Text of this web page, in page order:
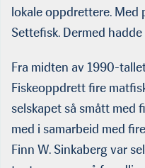
lokale oppdrettere. Med
Settefisk. Dermed
Fra midten av 1990-
Fiskeoppdrett fire
selskapet så smått med
med i samarbeid med
Finn W. Sinkaberg var